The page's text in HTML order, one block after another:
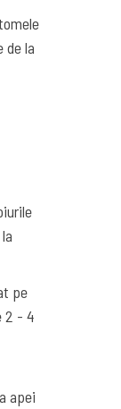
de la
pe
2 - 4
apei